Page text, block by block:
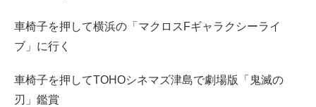
車椅子を押して横浜の「マクロスFギャラクシーライ
ブ」に行く
車椅子を押してTOHOシネマズ津島で劇場版「鬼滅の
刃」鑑賞